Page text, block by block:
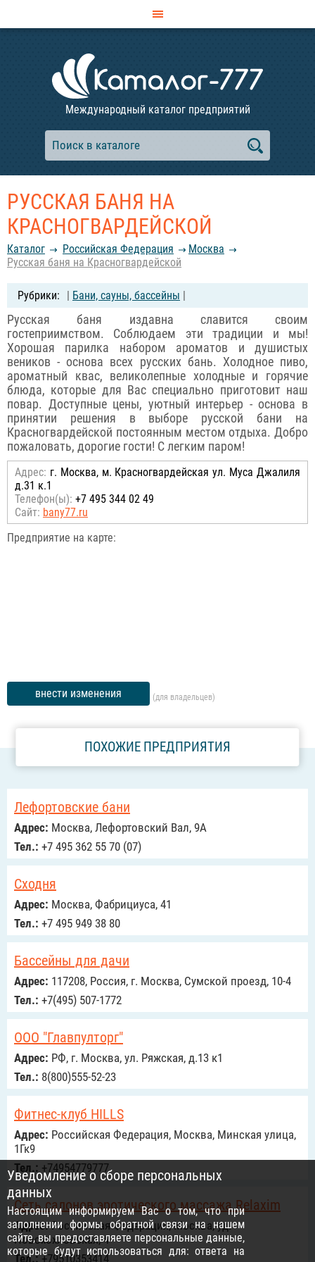
Международный каталог предприятий
РУССКАЯ БАНЯ НА
КРАСНОГВАРДЕЙСКОЙ
Каталог Российcкая Федерация
Москва
Русская баня на Красногвардейской
| Бани, сауны, бассейны |
Русская баня издавна славится своим
гостеприимством. Соблюдаем эти традиции и мы!
Хорошая парилка набором ароматов и душистых
веников - основа всех русских бань. Холодное пиво,
ароматный квас, великолепные холодные и горячие
блюда, которые для Вас специально приготовит наш
повар. Доступные цены, уютный интерьер - основа в
принятии решения в выборе русской бани на
Красногвардейской постоянным местом отдыха. Добро
пожаловать, дорогие гости! С легким паром!
Адрес: г. Москва, м. Красногвардейская ул. Муса Джалиля
д.31 к.1
Телефон(ы): +7 495 344 02 49
Сайт: bany77.ru
Предприятие на карте:
внести изменения (для владельцев)
ПОХОЖИЕ ПРЕДПРИЯТИЯ
Лефортовские бани
Адрес: Москва, Лефортовский Вал, 9А
Тел.: +7 495 362 55 70 (07)
Сходня
Адрес: Москва, Фабрициуса, 41
Тел.: +7 495 949 38 80
Бассейны для дачи
Адрес: 117208, Россия, г. Москва, Сумской проезд, 10-4
Тел.: +7(495) 507-1772
ООО "Главпулторг"
Адрес: РФ, г. Москва, ул. Ряжская, д.13 к1
Тел.: 8(800)555-52-23
Фитнес-клуб HILLS
Адрес: Российcкая Федерация, Москва, Минская улица,
1Гк9
Тел.: +74954779777
Сеть салонов эротического массажа Relaxim
Адрес:Российcкая Федерация, Москва, уд.
Новохохловская, 4
Тел.:+79510353414
Уведомление о сборе персональных
данных
Настоящим информируем Вас о том, что при
заполнении формы обратной связи на нашем
сайте, вы предоставляете персональные данные,
которые будут использоваться для: ответа на